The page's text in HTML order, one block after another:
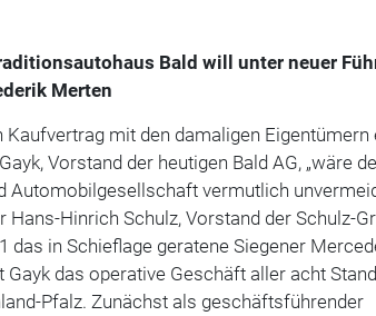
Bald will unter neuer
Merten
mit den damaligen Eigentümern
Vorstand der heutigen Bald AG, „wäre
Automobilgesellschaft vermutlich
Hinrich Schulz, Vorstand der Schulz-
das in Schieflage geratene Siegener
das operative Geschäft aller acht
Pfalz. Zunächst als geschäftsführender